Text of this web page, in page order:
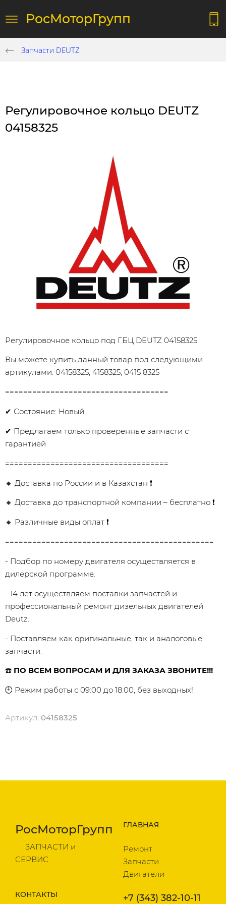
РосМоторГрупп
Запчасти DEUTZ
Регулировочное кольцо DEUTZ
04158325
Регулировочное кольцо под ГБЦ DEUTZ 04158325
Вы можете купить данный товар под следующими
артикулами: 04158325, 4158325, 0415 8325
====================================
✔ Состояние: Новый
✔ Предлагаем только проверенные запчасти с
гарантией
====================================
🔸 Доставка по России и в Казахстан ❗
🔸 Доставка до транспортной компании – бесплатно ❗
🔸 Различные виды оплат ❗
==============================================
- Подбор по номеру двигателя осуществляется в
дилерской программе.
- 14 лет осуществляем поставки запчастей и
профессиональный ремонт дизельных двигателей
Dеutz.
- Поставляем как оригинальные, так и аналоговые
запчасти.
☎️ ПО ВСЕМ ВОПРОСАМ И ДЛЯ ЗАКАЗА ЗВОНИТЕ!!!
🕘 Режим работы с 09:00 до 18:00, без выходных!
Артикул: 04158325
РосМоторГрупп
ЗАПЧАСТИ и
СЕРВИС
ГЛАВНАЯ
Ремонт
Запчасти
Двигатели
КОНТАКТЫ +7 (343) 382-10-11